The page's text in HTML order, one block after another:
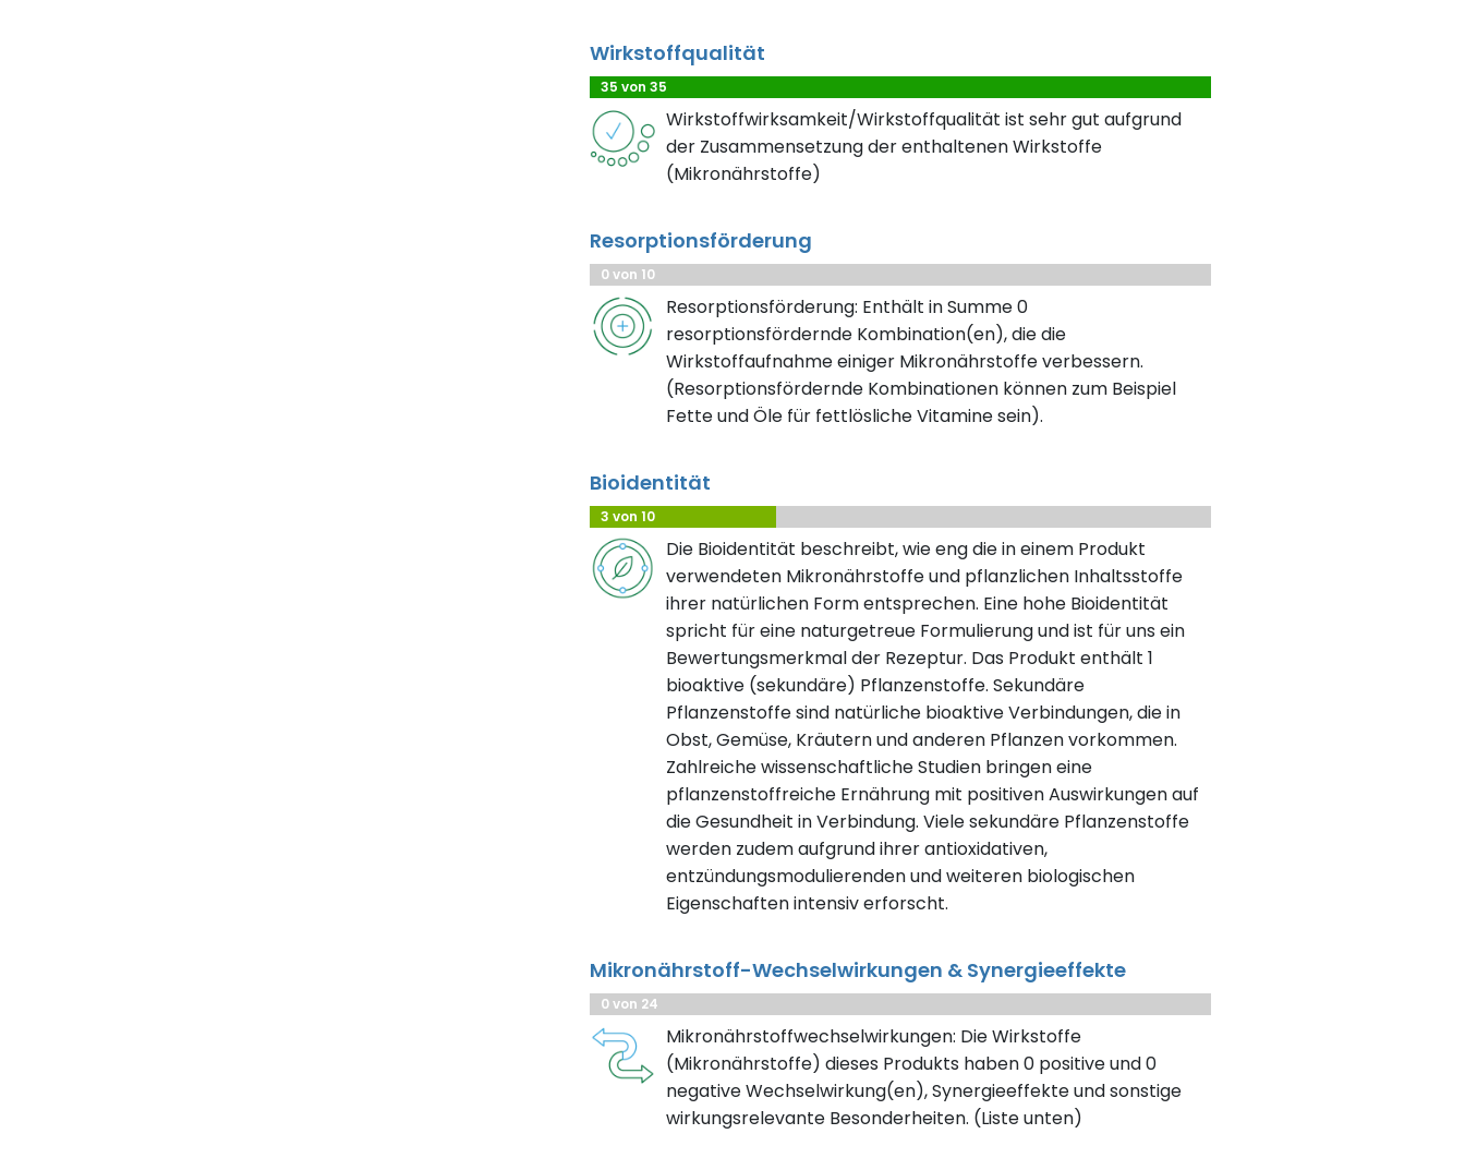
Wirkstoffqualität
35 von 35
Wirkstoffwirksamkeit/Wirkstoffqualität ist sehr gut aufgrund
der Zusammensetzung der enthaltenen Wirkstoffe
(Mikronährstoffe)
Resorptionsförderung
0 von 10
Resorptionsförderung: Enthält in Summe 0
resorptionsfördernde Kombination(en), die die
Wirkstoffaufnahme einiger Mikronährstoffe verbessern.
(Resorptionsfördernde Kombinationen können zum Beispiel
Fette und Öle für fettlösliche Vitamine sein).
Bioidentität
3 von 10
Die Bioidentität beschreibt, wie eng die in einem Produkt
verwendeten Mikronährstoffe und pflanzlichen Inhaltsstoffe
ihrer natürlichen Form entsprechen. Eine hohe Bioidentität
spricht für eine naturgetreue Formulierung und ist für uns ein
Bewertungsmerkmal der Rezeptur. Das Produkt enthält 1
bioaktive (sekundäre) Pflanzenstoffe. Sekundäre
Pflanzenstoffe sind natürliche bioaktive Verbindungen, die in
Obst, Gemüse, Kräutern und anderen Pflanzen vorkommen.
Zahlreiche wissenschaftliche Studien bringen eine
pflanzenstoffreiche Ernährung mit positiven Auswirkungen auf
die Gesundheit in Verbindung. Viele sekundäre Pflanzenstoffe
werden zudem aufgrund ihrer antioxidativen,
entzündungsmodulierenden und weiteren biologischen
Eigenschaften intensiv erforscht.
Mikronährstoff-Wechselwirkungen & Synergieeffekte
0 von 24
Mikronährstoffwechselwirkungen: Die Wirkstoffe
(Mikronährstoffe) dieses Produkts haben 0 positive und 0
negative Wechselwirkung(en), Synergieeffekte und sonstige
wirkungsrelevante Besonderheiten. (Liste unten)